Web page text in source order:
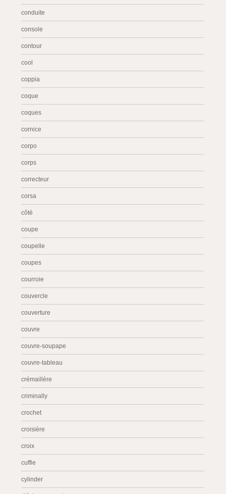
conduite
console
contour
cool
coppia
coque
coques
cornice
corpo
corps
correcteur
corsa
côté
coupe
coupelle
coupes
courroie
couvercle
couverture
couvre
couvre-soupape
couvre-tableau
crémaillère
criminally
crochet
croisière
croix
cuffie
cylinder